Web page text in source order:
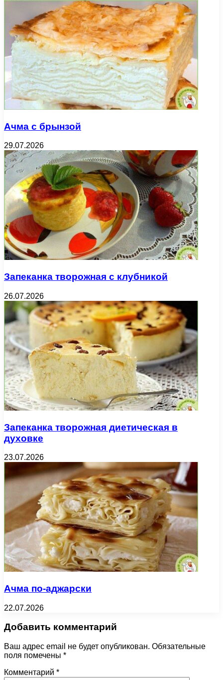
Ачма с брынзой
29.07.2026
Запеканка творожная с клубникой
26.07.2026
Запеканка творожная диетическая в
духовке
23.07.2026
Ачма по-аджарски
22.07.2026
Добавить комментарий
Ваш адрес email не будет опубликован. Обязательные
поля помечены *
Комментарий *